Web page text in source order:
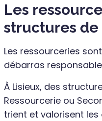
Les
structures
Les ressourceries
débarras
À Lisieux, des
Ressourcerie ou
trient et valorisent les